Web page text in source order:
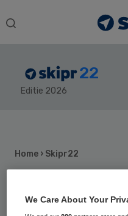
Search
22
Editie 2026
Home › Skipr22
Sidebar
We Care About Your